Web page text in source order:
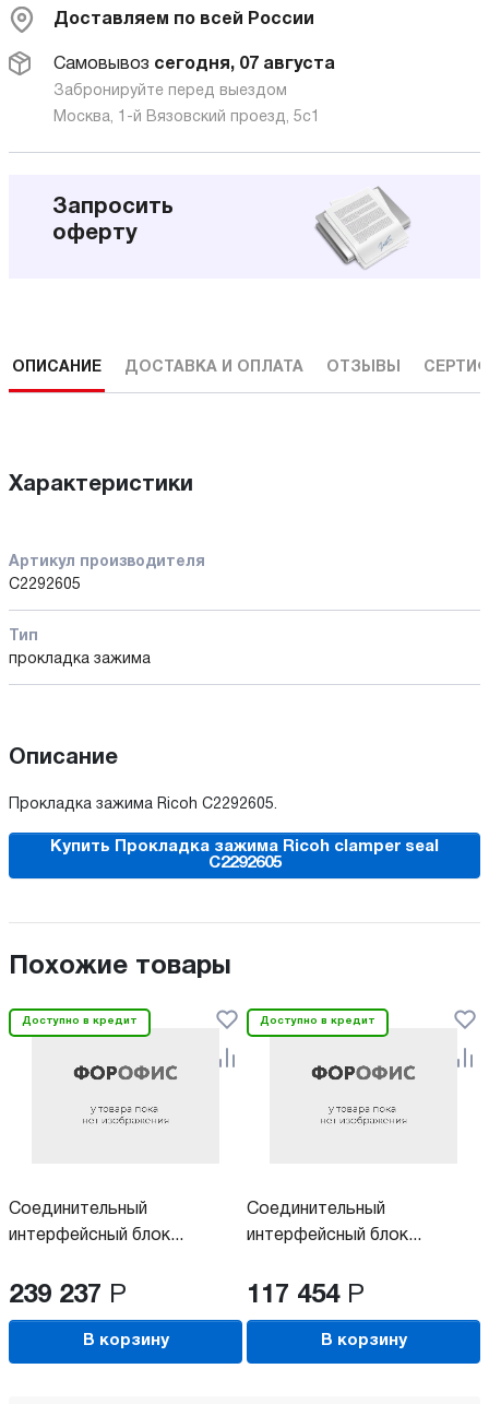
Доставляем по всей России
Самовывоз сегодня, 07 августа
Забронируйте перед выездом
Москва, 1-й Вязовский проезд, 5с1
Запросить
оферту
ОПИСАНИЕ ДОСТАВКА И ОПЛАТА ОТЗЫВЫ
Характеристики
Артикул производителя
C2292605
Тип
прокладка зажима
Описание
Прокладка зажима Ricoh C2292605.
Купить Прокладка зажима Ricoh clamper seal
C2292605
Похожие товары
Доступно в кредит
Соединительный
интерфейсный блок...
239 237 Р
В корзину
Доступно в кредит
Соединительный
интерфейсный блок...
117 454 Р
В корзину